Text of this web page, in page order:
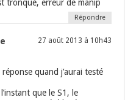
tronqué, erreur de manip
Répondre
27 août 2013 à 10h43
réponse quand j’aurai testé
que le S1, le